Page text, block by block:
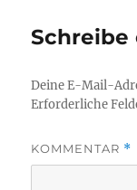
Schreibe
Deine E-Mail-
Erforderliche
KOMMENTAR *